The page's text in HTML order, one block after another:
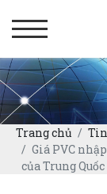
Trang chủ
Giá PVC
của Trung Quốc